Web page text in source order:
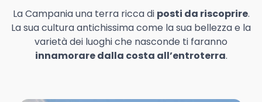
La Campania una terra ricca di posti da riscoprire.
La sua cultura antichissima come la sua bellezza e la
varietà dei luoghi che nasconde ti faranno
innamorare dalla costa all’entroterra.